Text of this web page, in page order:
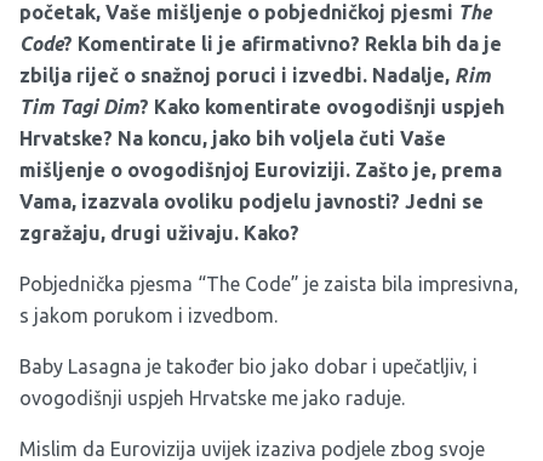
početak, Vaše mišljenje o pobjedničkoj pjesmi The
Code? Komentirate li je afirmativno? Rekla bih da je
zbilja riječ o snažnoj poruci i izvedbi. Nadalje, Rim
Tim Tagi Dim? Kako komentirate ovogodišnji uspjeh
Hrvatske? Na koncu, jako bih voljela čuti Vaše
mišljenje o ovogodišnjoj Euroviziji. Zašto je, prema
Vama, izazvala ovoliku podjelu javnosti? Jedni se
zgražaju, drugi uživaju. Kako?
Pobjednička pjesma “The Code” je zaista bila impresivna,
s jakom porukom i izvedbom.
Baby Lasagna je također bio jako dobar i upečatljiv, i
ovogodišnji uspjeh Hrvatske me jako raduje.
Mislim da Eurovizija uvijek izaziva podjele zbog svoje